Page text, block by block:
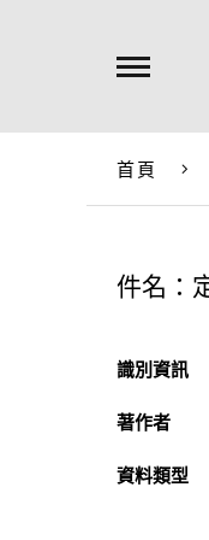
首頁
件名：
識別資訊
著作者
資料類型